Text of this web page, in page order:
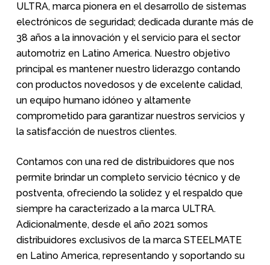
ULTRA, marca pionera en el desarrollo de sistemas
electrónicos de seguridad; dedicada durante más de
38 años a la innovación y el servicio para el sector
automotriz en Latino America. Nuestro objetivo
principal es mantener nuestro liderazgo contando
con productos novedosos y de excelente calidad,
un equipo humano idóneo y altamente
comprometido para garantizar nuestros servicios y
la satisfacción de nuestros clientes.
Contamos con una red de distribuidores que nos
permite brindar un completo servicio técnico y de
postventa, ofreciendo la solidez y el respaldo que
siempre ha caracterizado a la marca ULTRA.
Adicionalmente, desde el año 2021 somos
distribuidores exclusivos de la marca STEELMATE
en Latino America, representando y soportando su